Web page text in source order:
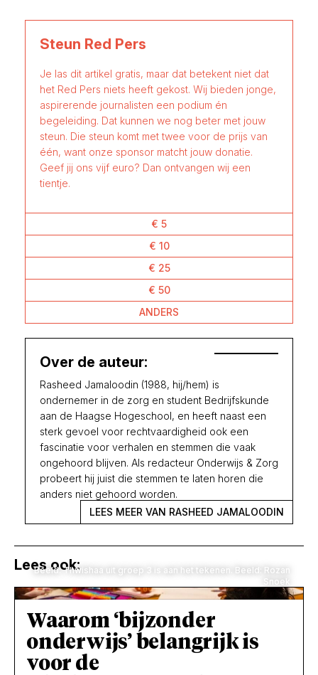
Steun Red Pers
Je las dit artikel gratis, maar dat betekent niet dat
het Red Pers niets heeft gekost. Wij bieden jonge,
aspirerende journalisten een podium én
begeleiding. Dat kunnen we nog beter met jouw
steun. Die steun komt met twee voor de prijs van
één, want onze sponsor matcht jouw donatie.
Geef jij ons vijf euro? Dan ontvangen wij een
tientje.
€ 5
€ 10
€ 25
€ 50
ANDERS
Over de auteur:
Rasheed Jamaloodin (1988, hij/hem) is
ondernemer in de zorg en student Bedrijfskunde
aan de Haagse Hogeschool, en heeft naast een
sterk gevoel voor rechtvaardigheid ook een
fascinatie voor verhalen en stemmen die vaak
ongehoord blijven. Als redacteur Onderwijs & Zorg
probeert hij juist die stemmen te laten horen die
anders niet gehoord worden.
LEES MEER VAN RASHEED JAMALOODIN
Lees ook:
Beeld: Thwishaa uit groep 3 is aan het tekenen. Beeld: Rozan
Snoek
Waarom ‘bijzonder
onderwijs’ belangrijk is
voor de